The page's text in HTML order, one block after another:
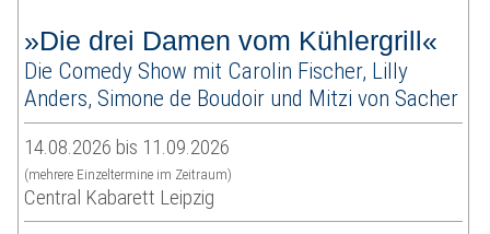
»Die drei Damen vom Kühlergrill«
Die Comedy Show mit Carolin Fischer, Lilly
Anders, Simone de Boudoir und Mitzi von Sacher
14.08.2026 bis 11.09.2026
(mehrere Einzeltermine im Zeitraum)
Central Kabarett Leipzig